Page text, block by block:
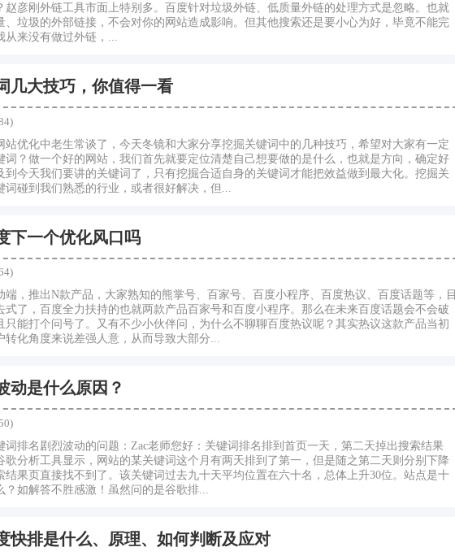
赵彦刚外链工具市面上特别多。百度针对垃圾外链、低质量外链的处理方式是忽略。也就
、垃圾的外部链接，不会对你的网站造成影响。但其他搜索还是要小心为好，毕竟不能完
从来没有做过外链，...
几大技巧，你值得一看
站优化中老生常谈了，今天冬镜和大家分享挖掘关键词中的几种技巧，希望对大家有一定
词？做一个好的网站，我们首先就要定位清楚自己想要做的是什么，也就是方向，确定好
到今天我们要讲的关键词了，只有挖掘合适自身的关键词才能把效益做到最大化。挖掘关
碰到我们熟悉的行业，或者很好解决，但...
下一个优化风口吗
端，推出N款产品，大家熟知的熊掌号、百家号、百度小程序、百度热议、百度话题等，目
式了，百度全力扶持的也就两款产品百家号和百度小程序。那么在未来百度话题会不会破
只能打个问号了。又有不少小伙伴问，为什么不聊聊百度热议呢？其实热议这款产品当初
转化角度来说差强人意，从而导致大部分...
动是什么原因？
词排名剧烈波动的问题：Zac老师您好：关键词排名排到首页一天，第二天掉出搜索结果
歌分析工具显示，网站的某关键词这个月有两天排到了第一，但是随之第二天则分别下降
结果页直接找不到了。该关键词过去九十天平均位置在六十名，总体上升30位。站点是十
如解答不胜感激！虽然问的是谷歌排...
快排是什么、原理、如何判断及应对